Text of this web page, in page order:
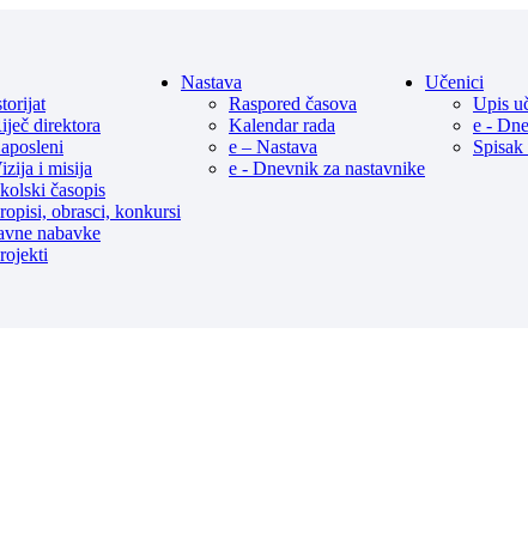
direktora
i misija
časopis
obrasci, konkursi
nabavke
Nastava
Raspored časova
Kalendar rada
e – Nastava
e - Dnevnik za nastavnike
Učenici
Upis
e -
Spisak